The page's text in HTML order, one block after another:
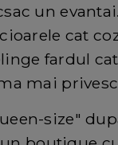
un
cat
fardul
mai
size"